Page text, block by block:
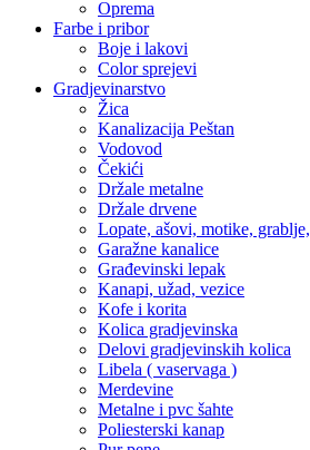
Oprema
Farbe i pribor
Boje i lakovi
Color sprejevi
Gradjevinarstvo
Žica
Kanalizacija Peštan
Vodovod
Čekići
Držale metalne
Držale drvene
Lopate, ašovi, motike, grablje,
Garažne kanalice
Građevinski lepak
Kanapi, užad, vezice
Kofe i korita
Kolica gradjevinska
Delovi gradjevinskih kolica
Libela ( vaservaga )
Merdevine
Metalne i pvc šahte
Poliesterski kanap